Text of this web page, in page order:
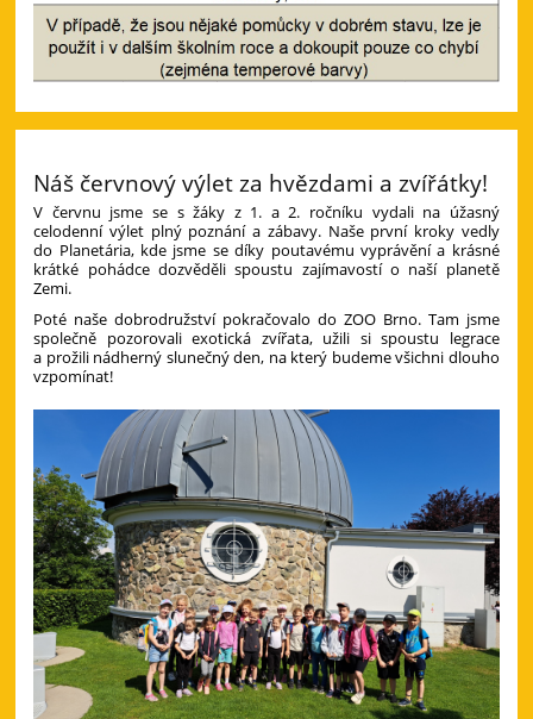
Náš červnový výlet za hvězdami a zvířátky!
V červnu jsme se s žáky z 1. a 2. ročníku vydali na úžasný
celodenní výlet plný poznání a zábavy. Naše první kroky vedly
do Planetária, kde jsme se díky poutavému vyprávění a krásné
krátké pohádce dozvěděli spoustu zajímavostí o naší planetě
Zemi.
Poté naše dobrodružství pokračovalo do ZOO Brno. Tam jsme
společně pozorovali exotická zvířata, užili si spoustu legrace
a prožili nádherný slunečný den, na který budeme všichni dlouho
vzpomínat!